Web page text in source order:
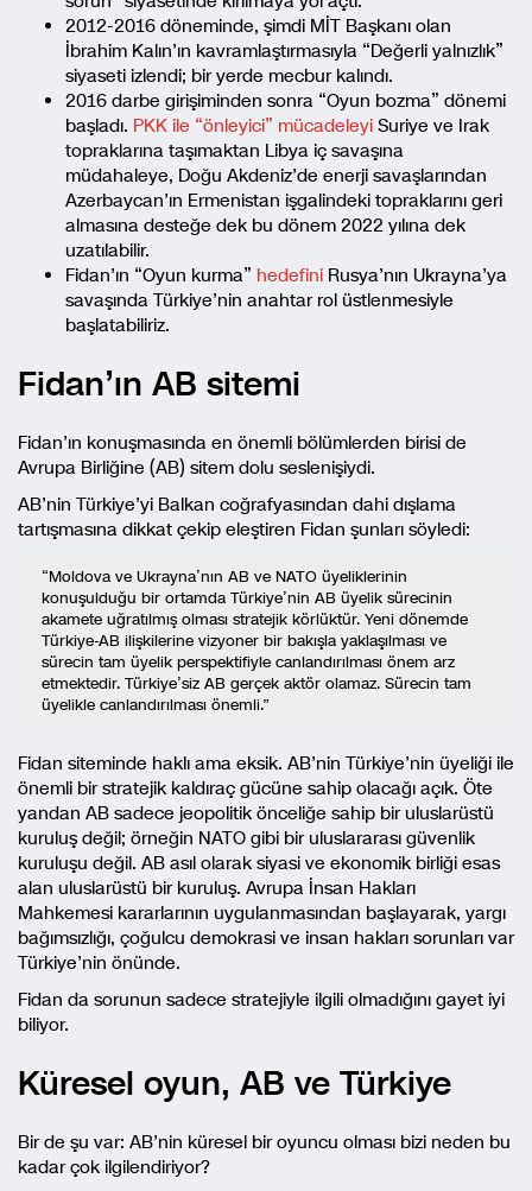
2012-2016 döneminde, şimdi MİT Başkanı olan
İbrahim Kalın’ın kavramlaştırmasıyla “Değerli yalnızlık”
siyaseti izlendi; bir yerde mecbur kalındı.
2016 darbe girişiminden sonra “Oyun bozma” dönemi
başladı. PKK ile “önleyici” mücadeleyi Suriye ve Irak
topraklarına taşımaktan Libya iç savaşına
müdahaleye, Doğu Akdeniz’de enerji savaşlarından
Azerbaycan’ın Ermenistan işgalindeki topraklarını geri
almasına desteğe dek bu dönem 2022 yılına dek
uzatılabilir.
Fidan’ın “Oyun kurma” hedefini Rusya’nın Ukrayna’ya
savaşında Türkiye’nin anahtar rol üstlenmesiyle
başlatabiliriz.
Fidan’ın AB sitemi
Fidan’ın konuşmasında en önemli bölümlerden birisi de
Avrupa Birliğine (AB) sitem dolu seslenişiydi.
AB’nin Türkiye’yi Balkan coğrafyasından dahi dışlama
tartışmasına dikkat çekip eleştiren Fidan şunları söyledi:
“Moldova ve Ukrayna’nın AB ve NATO üyeliklerinin
konuşulduğu bir ortamda Türkiye’nin AB üyelik sürecinin
akamete uğratılmış olması stratejik körlüktür. Yeni dönemde
Türkiye-AB ilişkilerine vizyoner bir bakışla yaklaşılması ve
sürecin tam üyelik perspektifiyle canlandırılması önem arz
etmektedir. Türkiye’siz AB gerçek aktör olamaz. Sürecin tam
üyelikle canlandırılması önemli.”
Fidan siteminde haklı ama eksik. AB’nin Türkiye’nin üyeliği ile
önemli bir stratejik kaldıraç gücüne sahip olacağı açık. Öte
yandan AB sadece jeopolitik önceliğe sahip bir uluslarüstü
kuruluş değil; örneğin NATO gibi bir uluslararası güvenlik
kuruluşu değil. AB asıl olarak siyasi ve ekonomik birliği esas
alan uluslarüstü bir kuruluş. Avrupa İnsan Hakları
Mahkemesi kararlarının uygulanmasından başlayarak, yargı
bağımsızlığı, çoğulcu demokrasi ve insan hakları sorunları var
Türkiye’nin önünde.
Fidan da sorunun sadece stratejiyle ilgili olmadığını gayet iyi
biliyor.
Küresel oyun, AB ve Türkiye
Bir de şu var: AB’nin küresel bir oyuncu olması bizi neden bu
kadar çok ilgilendiriyor?